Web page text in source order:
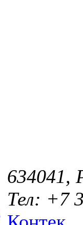
634041,
Тел: +7